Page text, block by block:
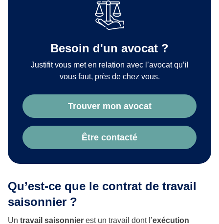
Besoin d'un avocat ?
Justifit vous met en relation avec l’avocat qu’il
vous faut, près de chez vous.
Trouver mon avocat
Être contacté
Qu’est-ce que le contrat de travail
saisonnier ?
Un travail saisonnier est un travail dont l’exécution